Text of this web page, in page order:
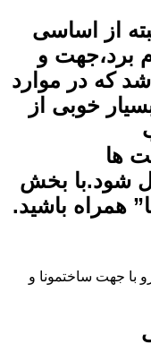
از اساسی
برد،جهت و
که در موارد
خوبی از
ها
شود.با بخش
همراه باشید.
با جهت ساختمونا و